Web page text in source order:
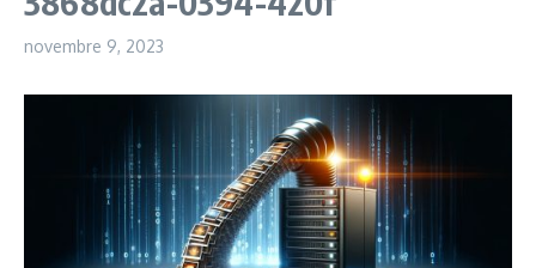
novembre 9, 2023